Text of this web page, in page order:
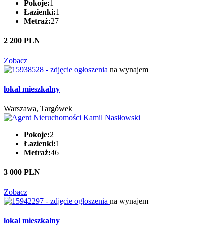
Pokoje:1
Łazienki:1
Metraż:27
2 200 PLN
Zobacz
na wynajem
lokal mieszkalny
Warszawa, Targówek
Pokoje:2
Łazienki:1
Metraż:46
3 000 PLN
Zobacz
na wynajem
lokal mieszkalny